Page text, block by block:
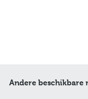
Andere beschikbare